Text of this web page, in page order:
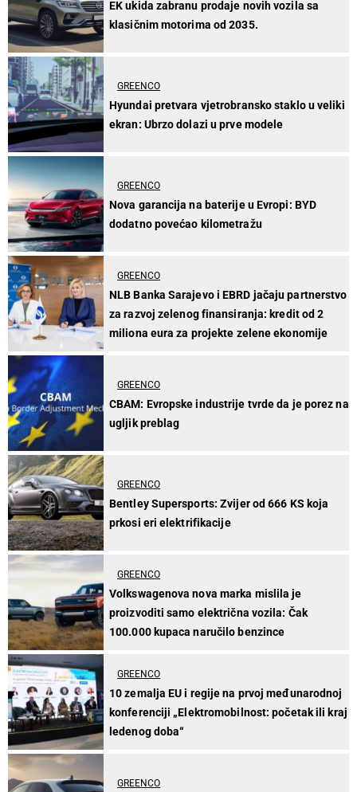
EK ukida zabranu prodaje novih vozila sa
klasičnim motorima od 2035.
GREENCO
Hyundai pretvara vjetrobransko staklo u veliki
ekran: Ubrzo dolazi u prve modele
GREENCO
Nova garancija na baterije u Evropi: BYD
dodatno povećao kilometražu
GREENCO
NLB Banka Sarajevo i EBRD jačaju partnerstvo
za razvoj zelenog finansiranja: kredit od 2
miliona eura za projekte zelene ekonomije
GREENCO
CBAM: Evropske industrije tvrde da je porez na
ugljik preblag
GREENCO
Bentley Supersports: Zvijer od 666 KS koja
prkosi eri elektrifikacije
GREENCO
Volkswagenova nova marka mislila je
proizvoditi samo električna vozila: Čak
100.000 kupaca naručilo benzince
GREENCO
10 zemalja EU i regije na prvoj međunarodnoj
konferenciji „Elektromobilnost: početak ili kraj
ledenog doba“
GREENCO